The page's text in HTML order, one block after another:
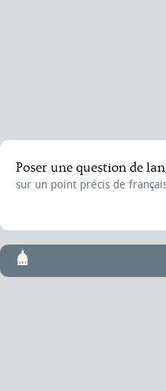
Poser une question de
sur un point précis de